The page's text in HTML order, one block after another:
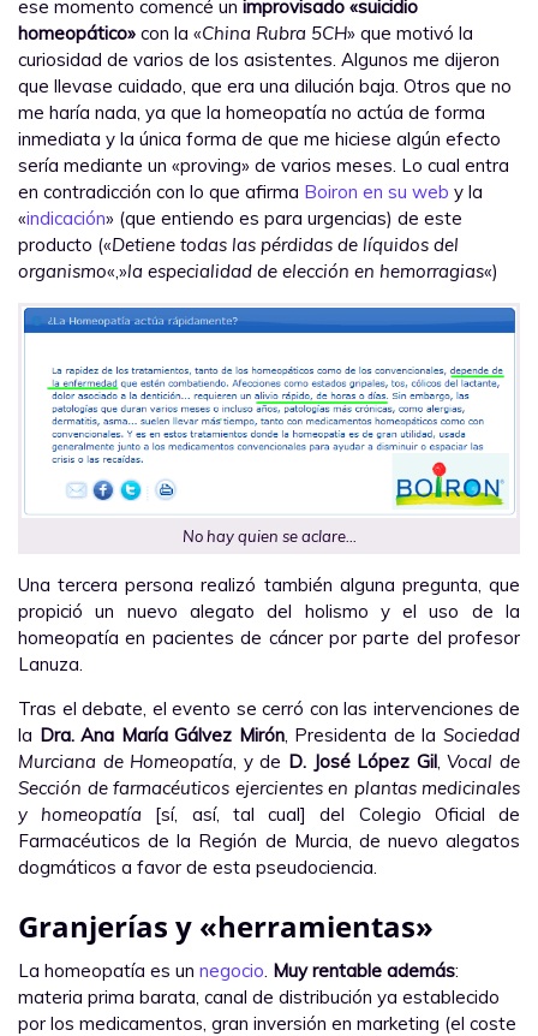
ese momento comencé un improvisado «suicidio
homeopático» con la «China Rubra 5CH» que motivó la
curiosidad de varios de los asistentes. Algunos me dijeron
que llevase cuidado, que era una dilución baja. Otros que no
me haría nada, ya que la homeopatía no actúa de forma
inmediata y la única forma de que me hiciese algún efecto
sería mediante un «proving» de varios meses. Lo cual entra
en contradicción con lo que afirma Boiron en su web y la
«indicación» (que entiendo es para urgencias) de este
producto («Detiene todas las pérdidas de líquidos del
organismo«,»la especialidad de elección en hemorragias«)
No hay quien se aclare…
Una tercera persona realizó también alguna pregunta, que
propició un nuevo alegato del holismo y el uso de la
homeopatía en pacientes de cáncer por parte del profesor
Lanuza.
Tras el debate, el evento se cerró con las intervenciones de
la Dra. Ana María Gálvez Mirón, Presidenta de laSociedad
Murciana de Homeopatía , y de D. José López Gil,Vocal de
Sección de farmacéuticos ejercientes en plantas medicinales
y homeopatía [sí, así, tal cual] del Colegio Oficial de
Farmacéuticos de la Región de Murcia, de nuevo alegatos
dogmáticos a favor de esta pseudociencia.
Granjerías y «herramientas»
La homeopatía es un negocio Muy rentable además:
materia prima barata, canal de distribución ya establecido
por los medicamentos, gran inversión en marketing (el coste